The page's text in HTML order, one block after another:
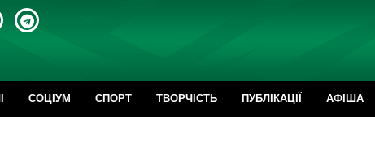
CОЦІУМ СПОРТ ТВОРЧІСТЬ ПУБЛІКАЦІЇ АФІША